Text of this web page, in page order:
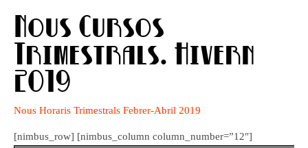
Nous Cursos
Trimestrals. Hivern
2019
Nous Horaris Trimestrals Febrer-Abril 2019
[nimbus_row] [nimbus_column column_number=”12″]